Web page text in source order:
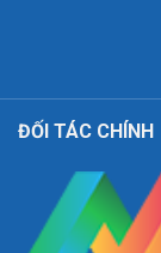
ĐỐI TÁC CHÍNH